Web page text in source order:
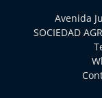
Avenida
SOCIEDAD